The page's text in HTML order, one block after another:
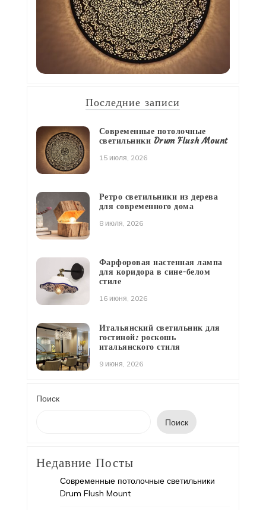
Последние записи
Современные потолочные
светильники Drum Flush Mount
15 июля, 2026
Ретро светильники из дерева
для современного дома
8 июля, 2026
Фарфоровая настенная лампа
для коридора в сине-белом
стиле
16 июня, 2026
Итальянский светильник для
гостиной: роскошь
итальянского стиля
9 июня, 2026
Поиск
Поиск
Недавние Посты
Современные потолочные светильники
Drum Flush Mount